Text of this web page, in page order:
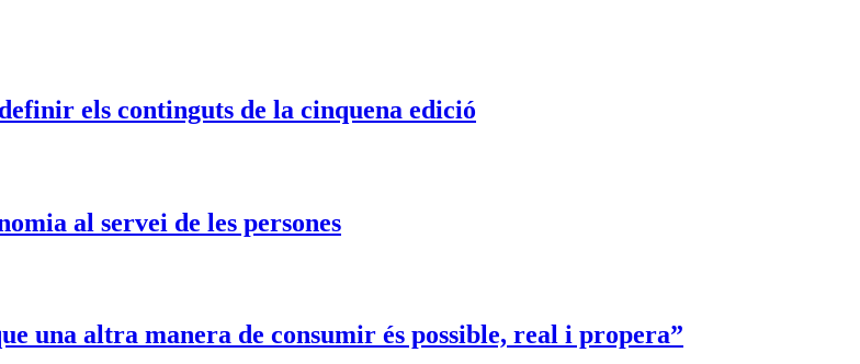
els continguts de la cinquena edició
al servei de les persones
una altra manera de consumir és possible, real i propera”